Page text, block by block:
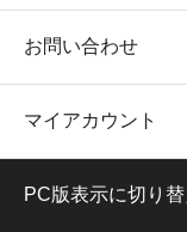
お問い合わせ
マイアカウント
PC版表示に切り替